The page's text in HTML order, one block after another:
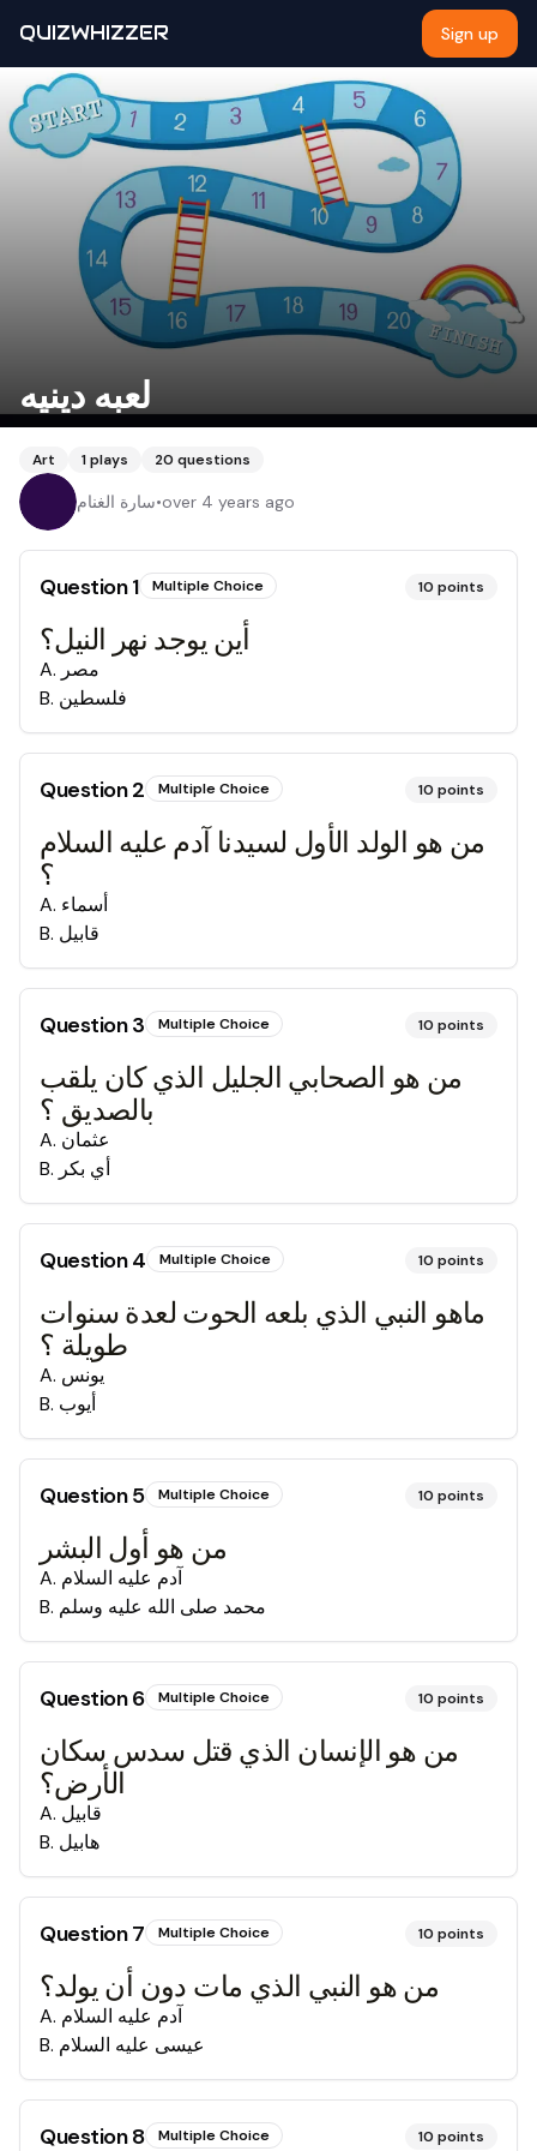
QUIZWHIZZER Sign up
لعبه دينيه
Art 1plays 20 questions
سارة الغنام•over 4 years ago
Question1 Multiple Choice 10 points
أين يوجد نهر النيل؟
A. مصر
B. فلسطين
Question2 Multiple Choice 10 points
من هو الولد الأول لسيدنا آدم عليه السلام
؟
A. أسماء
B. قابيل
Question3 Multiple Choice 10 points
من هو الصحابي الجليل الذي كان يلقب
بالصديق ؟
A. عثمان
B. أي بكر
Question4 Multiple Choice 10 points
ماهو النبي الذي بلعه الحوت لعدة سنوات
طويلة ؟
A. يونس
B. أيوب
Question5 Multiple Choice 10 points
من هو أول البشر
A. آدم عليه السلام
B. محمد صلى الله عليه وسلم
Question6 Multiple Choice 10 points
من هو الإنسان الذي قتل سدس سكان
الأرض؟
A. قابيل
B. هابيل
Question7 Multiple Choice 10 points
من هو النبي الذي مات دون أن يولد؟
A. آدم عليه السلام
B. عيسى عليه السلام
Question8 Multiple Choice 10 points